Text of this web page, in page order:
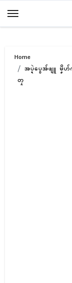
Home
အပ္ဍဲပွေအ်ဖျူ မၞိဟ်
တၠ